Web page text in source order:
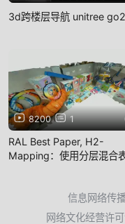
3d跨楼层导航 unitree go2
8200 1
RAL Best Paper, H2-
Mapping：使用分层混合
信息网络传
网络文化经营许